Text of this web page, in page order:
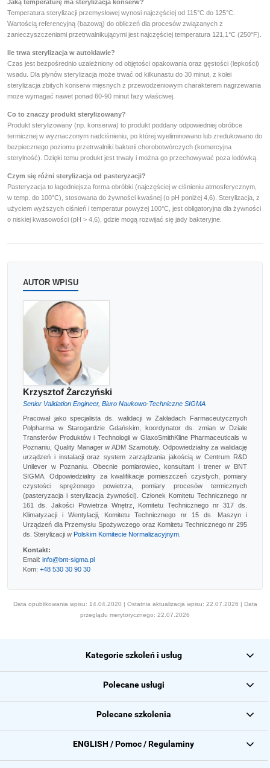
Jaką temperaturę ma sterylizacja konserw?
Temperatura sterylizacji przemysłowej wynosi najczęściej od 115°C do 125°C.
Wartością referencyjną (bazową) do obliczeń dla procesów związanych z
zanieczyszczeniami przetrwalnikującymi jest najczęściej temperatura 121,1°C (250°F).
Ile trwa sterylizacja w autoklawie?
Czas jest bezpośrednio uzależniony od objętości opakowania oraz gęstości (lepkości)
wsadu. Dla płynów sterylizacja może trwać od kilkunastu do 30 minut, z kolei
sterylizacja zbitych konserw mięsnych z przewodzeniowym charakterem nagrzewania
może wymagać nawet ponad 60-90 minut fazy właściwej.
Co to znaczy produkt sterylizowany?
Produkt sterylizowany (np. konserwa) to produkt poddany odpowiedniej obróbce
termicznej w wyznaczonym nadciśnieniu, po której wyeliminowano lub zredukowano do
bezpiecznego poziomu przetrwalniki bakterii chorobotwórczych (komercyjna
sterylność). Dzięki temu produkt jest trwały i można go przechowywać poza lodówką.
Czym się różni sterylizacja od pasteryzacji?
Pasteryzacja to łagodniejsza forma obróbki (najczęściej w ciśnieniu atmosferycznym,
w temp. do 100°C), stosowana do żywności kwaśnej (o pH poniżej 4,6). Sterylizacja, z
użyciem wyższych ciśnień i temperatur powyżej 100°C, jest obligatoryjna dla żywności
o niskiej kwasowości (pH > 4,6), gdzie mogą rozwijać się jady bakteryjne.
AUTOR WPISU
Krzysztof Żarczyński
Senior Validation Engineer, Biuro Naukowo-Techniczne SIGMA
Pracował jako specjalista ds. walidacji w Zakładach Farmaceutycznych
Polpharma w Starogardzie Gdańskim, koordynator ds. zmian w Dziale
Transferów Produktów i Technologii w GlaxoSmithKline Pharmaceuticals w
Poznaniu, Quality Manager w ADM Szamotuły. Odpowiedzialny za walidację
urządzeń i instalacji oraz system zarządzania jakością w Centrum R&D
Unilever w Poznaniu. Obecnie pomiarowiec, konsultant i trener w BNT
SIGMA. Odpowiedzialny za kwalifikacje pomieszczeń czystych, pomiary
czystości sprężonego powietrza, pomiary procesów termicznych
(pasteryzacja i sterylizacja żywności). Członek Komitetu Technicznego nr
161 ds. Jakości Powietrza Wnętrz, Komitetu Technicznego nr 317 ds.
Klimatyzacji i Wentylacji, Komitetu Technicznego nr 15 ds. Maszyn i
Urządzeń dla Przemysłu Spożywczego oraz Komitetu Technicznego nr 295
ds. Sterylizacji w Polskim Komitecie Normalizacyjnym
Kontakt:
Email: info@bnt-sigma.pl
Kom: +48 530 30 90 30
Data opublikowania wpisu: 14.04.2020 | Ostatnia aktualizacja wpisu: 22.07.2026 | Data
przeglądu merytorycznego: 22.07.2026
Kategorie szkoleń i usług
Polecane usługi
Polecane szkolenia
ENGLISH / Pomoc / Regulaminy